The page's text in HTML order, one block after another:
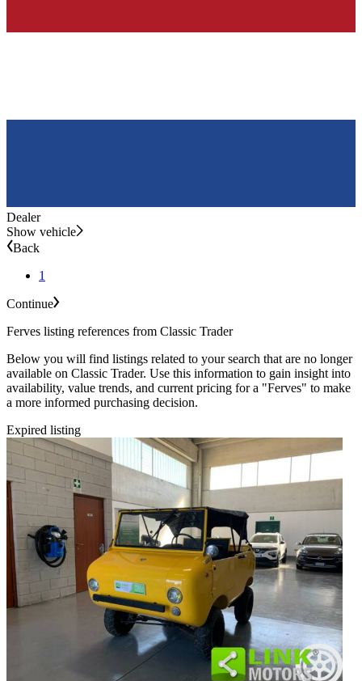
Dealer
Show vehicle
Back
1
Continue
Ferves listing references from Classic Trader
Below you will find listings related to your search that are no longer
available on Classic Trader. Use this information to gain insight into
availability, value trends, and current pricing for a "Ferves" to make
a more informed purchasing decision.
Expired listing